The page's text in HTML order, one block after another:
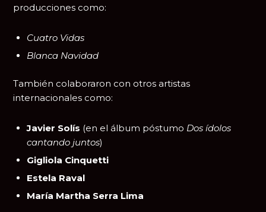
producciones como:
Cuatro Vidas
Blanca Navidad
También colaboraron con otros artistas
internacionales como:
Javier Solís (en el álbum póstumo Dos ídolos
cantando juntos)
Gigliola Cinquetti
Estela Raval
María Martha Serra Lima